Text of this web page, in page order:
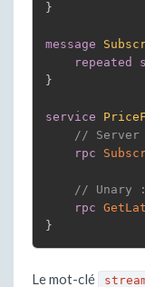
}
message
repeated
}
service
// Server
rpc
// Unary
rpc
}
Le mot-clé